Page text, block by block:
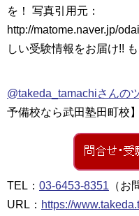
を！ 写真引用元：
http://matome.naver.jp/
しい受験情報をお届け!!
@takeda_tamachiさんの
予備校なら武田塾田町校】
TEL： 03-6453-8351 （お
URL： https://